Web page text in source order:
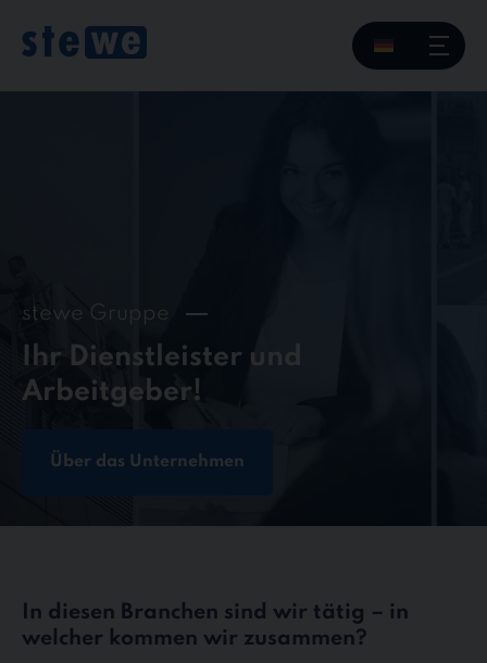
content
stewe Gruppe
Ihr Dienstleister und
Arbeitgeber!
Über das Unternehmen
In diesen Branchen sind wir tätig – in
welcher kommen wir zusammen?